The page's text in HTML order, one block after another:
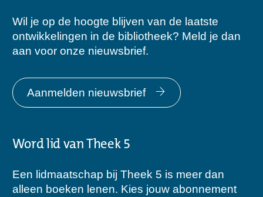
Wil je op de hoogte blijven van de laatste
ontwikkelingen in de bibliotheek? Meld je dan
aan voor onze nieuwsbrief.
Aanmelden nieuwsbrief
Word lid van Theek 5
Een lidmaatschap bij Theek 5 is meer dan
alleen boeken lenen. Kies jouw abonnement